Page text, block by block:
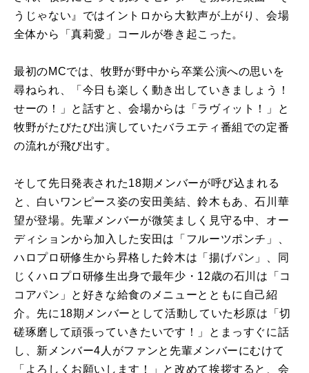
うじゃない』ではイントロから大歓声が上がり、会場
全体から「真莉愛」コールが巻き起こった。
最初のMCでは、牧野が野中から卒業公演への思いを
尋ねられ、「今日も楽しく動き出していきましょう！
せーの！」と話すと、会場からは「ラヴィット！」と
牧野がたびたび出演していたバラエティ番組での定番
の流れが飛び出す。
そして先日発表された18期メンバーが呼び込まれる
と、白いワンピース姿の安田美結、鈴木もあ、石川華
望が登場。先輩メンバーが微笑ましく見守る中、オー
ディションから加入した安田は「フルーツポンチ」、
ハロプロ研修生から昇格した鈴木は「揚げパン」、同
じくハロプロ研修生出身で最年少・12歳の石川は「コ
コアパン」と好きな給食のメニューとともに自己紹
介。先に18期メンバーとして活動していた杉原は「切
磋琢磨して頑張っていきたいです！」とまっすぐに話
し、新メンバー4人がファンと先輩メンバーにむけて
「よろしくお願いします！」と改めて挨拶すると、会